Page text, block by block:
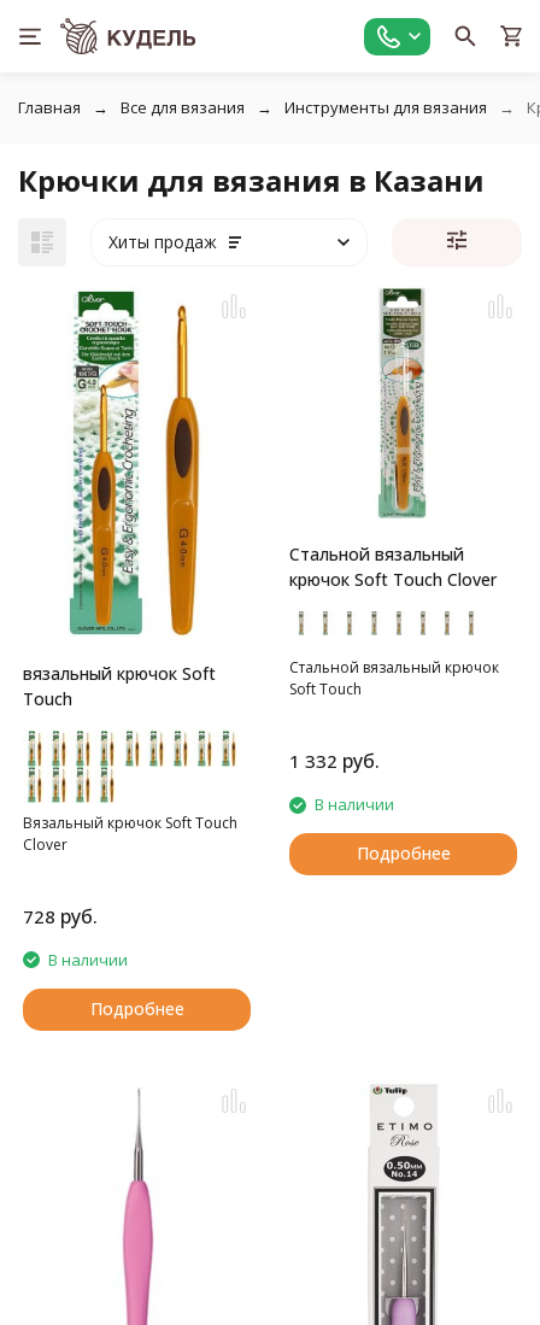
Главная Все для вязания Инструменты для вязания
Крючки для вязания в Казани
Хиты продаж
вязальный крючок Soft
Touch
Вязальный крючок Soft Touch
Clover
728 руб.
В наличии
Подробнее
Стальной вязальный
крючок Soft Touch Clover
Стальной вязальный крючок
Soft Touch
1 332 руб.
В наличии
Подробнее